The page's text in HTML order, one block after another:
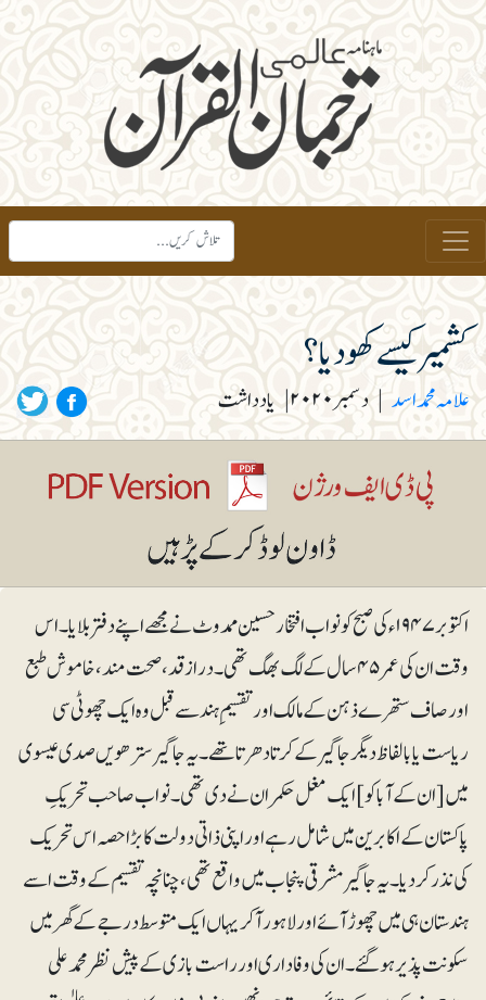
کشمیر کیسے کھو دیا؟
علامہ محمد اسد | دسمبر۲۰۲۰ | یادداشت
اکتوبر ۱۹۴۷ء کی صبح کو نواب افتخار حسین ممدوٹ نے مجھے اپنے دفتر بلایا۔ اس
وقت ان کی عمر ۴۵سال کے لگ بھگ تھی۔ درازقد، صحت مند، خاموش طبع
اور صاف ستھرے ذہن کے مالک اور تقسیمِ ہند سے قبل وہ ایک چھوٹی سی
ریاست یا بالفاظ دیگر جاگیر کے کرتا دھرتا تھے۔ یہ جاگیر سترھویں صدی عیسوی
میں [ان کے آبا کو] ایک مغل حکمران نے دی تھی۔ نواب صاحب تحریکِ
پاکستان کے اکابرین میں شامل رہے اور اپنی ذاتی دولت کا بڑا حصہ اس تحریک
کی نذر کر دیا۔ یہ جاگیر مشرقی پنجاب میں واقع تھی، چنانچہ تقسیم کے وقت اسے
ہندستان ہی میں چھوڑ آئے اور لاہور آکر یہاں ایک متوسط درجے کے گھر میں
سکونت پذیر ہوگئے۔ ان کی وفاداری اور راست بازی کے پیش نظر محمدعلی